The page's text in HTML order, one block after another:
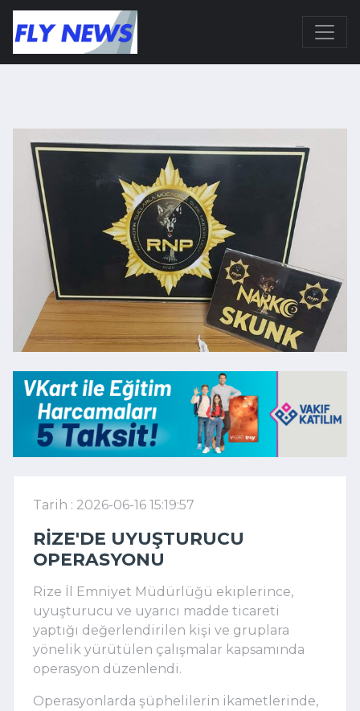
Tarih : 2026-06-16 15:19:57
RIZE'DE UYUŞTURUCU
OPERASYONU
Rize İl Emniyet Müdürlüğü ekiplerince,
uyuşturucu ve uyarıcı madde ticareti
yaptığı değerlendirilen kişi ve gruplara
yönelik yürütülen çalışmalar kapsamında
operasyon düzenlendi.
Operasyonlarda şüphelilerin ikametlerinde,